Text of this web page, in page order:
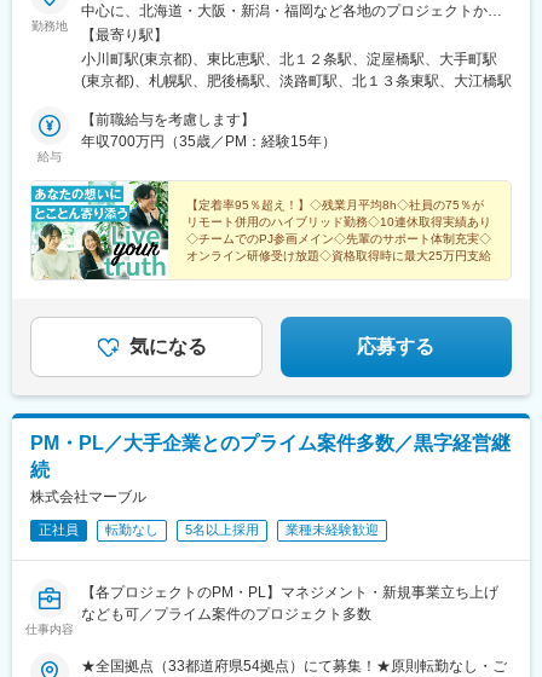
勤務地
中心に、北海道・大阪・新潟・福岡など各地のプロジェクトから
希望を考慮して決定＜プロジェクト先＞■首都圏（東京都・神奈川
県・千葉県・埼玉県 など）■関西（大阪府 など）■北海道・甲信越
（北海道・新潟県 など）■九州（福岡県 など）＼POINT！／現
※勤務地はご希望を考慮の上、決定いたします※リモート勤務はス
キルレベルやご希望に応じて可能です＜拠点＞【本社】東京都千
県福岡市博多区比恵町1-1 楠本第7ビル6F【札幌営業所】北海道札
幌市北区北10条西4丁目 楠本第10ビル7F【大阪営業所】大阪府大
阪市中央区道修町4-1-1 武田御堂筋ビル2F※受動喫煙対策：あり
（プロジェクト先による）
【最寄り駅】
小川町駅(東京都)、東比恵駅、北１２条駅、淀屋橋駅、大手町駅
(東京都)、札幌駅、肥後橋駅、淡路町駅、北１３条東駅、大江橋駅
給与
【前職給与を考慮します】
年収700万円（35歳／PM：経験15年）
【定着率95％超え！】◇残業月平均8h◇社員の75％が
リモート併用のハイブリッド勤務◇10連休取得実績あり
◇チームでのPJ参画メイン◇先輩のサポート体制充実◇
オンライン研修受け放題◇資格取得時に最大25万円支給
気になる 応募する
PM・PL／大手企業とのプライム案件多数／黒字経営継
続
株式会社マーブル
正社員 転勤なし 5名以上採用 業種未経験歓迎
仕事内容
【各プロジェクトのPM・PL】マネジメント・新規事業立ち上げ
なども可／プライム案件のプロジェクト多数
★全国拠点（33都道府県54拠点）にて募集！★原則転勤なし・ご